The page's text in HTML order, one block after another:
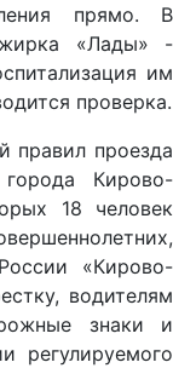
прямо. В
«Лады» -
им
проверка.
правил проезда
Кирово-
18 человек
«Кирово-
водителям
знаки и
регулируемого